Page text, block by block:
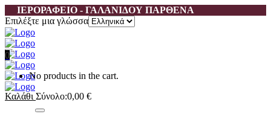
ΙΕΡΟΡΑΦΕΙΟ - ΓΑΛΑΝΙΔΟΥ ΠΑΡΘΕΝΑ
Επιλέξτε μια γλώσσα
0
No products in the cart.
Καλάθι Σύνολο:0,00 €